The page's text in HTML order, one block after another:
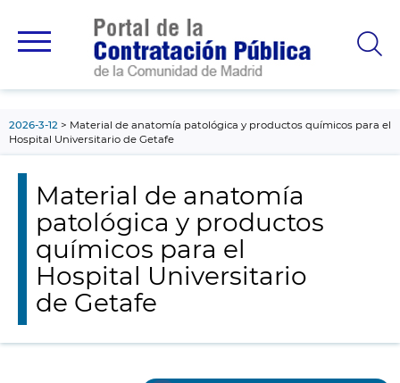
principal
2026-3-12
Material de anatomía patológica y productos químicos para el
Hospital Universitario de Getafe
Material de anatomía
patológica y productos
químicos para el
Hospital Universitario
de Getafe